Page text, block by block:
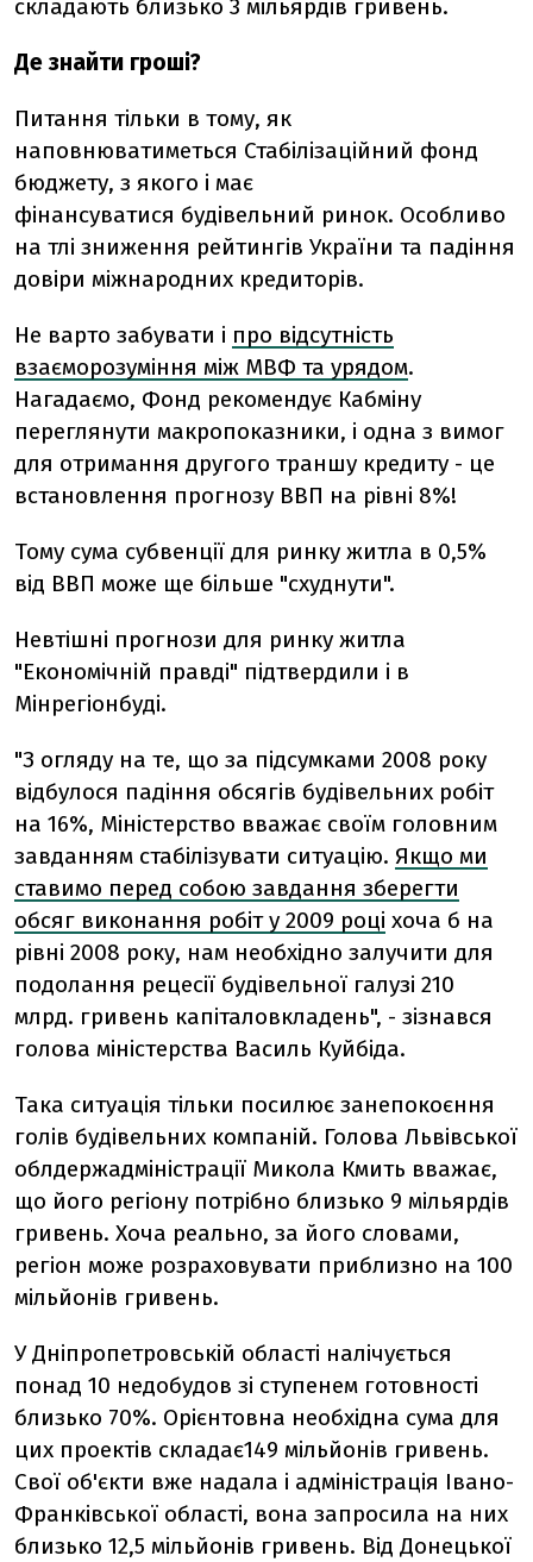
складають близько 3 мільярдів гривень.
Де знайти гроші?
Питання тільки в тому, як
наповнюватиметься Стабілізаційний фонд
бюджету, з якого і має
фінансуватися будівельний ринок. Особливо
на тлі зниження рейтингів України та падіння
довіри міжнародних кредиторів.
Не варто забувати і про відсутність
взаєморозуміння між МВФ та урядом.
Нагадаємо, Фонд рекомендує Кабміну
переглянути макропоказники, і одна з вимог
для отримання другого траншу кредиту - це
встановлення прогнозу ВВП на рівні 8%!
Тому сума субвенції для ринку житла в 0,5%
від ВВП може ще більше "схуднути".
Невтішні прогнози для ринку житла
"Економічній правді" підтвердили і в
Мінрегіонбуді.
"З огляду на те, що за підсумками 2008 року
відбулося падіння обсягів будівельних робіт
на 16%, Міністерство вважає своїм головним
завданням стабілізувати ситуацію. Якщо ми
ставимо перед собою завдання зберегти
обсяг виконання робіт у 2009 році хоча б на
рівні 2008 року, нам необхідно залучити для
подолання рецесії будівельної галузі 210
млрд. гривень капіталовкладень", - зізнався
голова міністерства Василь Куйбіда.
Така ситуація тільки посилює занепокоєння
голів будівельних компаній. Голова Львівської
облдержадміністрації Микола Кмить вважає,
що його регіону потрібно близько 9 мільярдів
гривень. Хоча реально, за його словами,
регіон може розраховувати приблизно на 100
мільйонів гривень.
У Дніпропетровській області налічується
понад 10 недобудов зі ступенем готовності
близько 70%. Орієнтовна необхідна сума для
цих проектів складає149 мільйонів гривень.
Свої об'єкти вже надала і адміністрація Івано-
Франківської області, вона запросила на них
близько 12,5 мільйонів гривень. Від Донецької